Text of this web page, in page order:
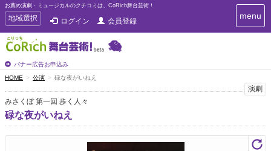
お薦め演劇・ミュージカルのクチコミは、CoRich舞台芸術！
T
o
g
g
e
n
a
v
i
g
地域選択 ログイン 会員登録
バナー広告お申込み
T
o
i
g
menu
HOME 公演 碌な夜がいねえ
演劇
みさくぼ 第一回 歩く人々
碌な夜がいねえ